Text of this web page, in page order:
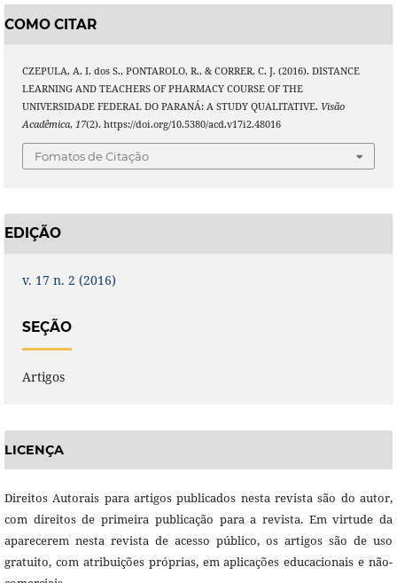
COMO CITAR
CZEPULA, A. I. dos S., PONTAROLO, R., & CORRER, C. J. (2016). DISTANCE
LEARNING AND TEACHERS OF PHARMACY COURSE OF THE
UNIVERSIDADE FEDERAL DO PARANÁ: A STUDY QUALITATIVE. Visão
Acadêmica, 17(2). https://doi.org/10.5380/acd.v17i2.48016
Fomatos de Citação
EDIÇÃO
v. 17 n. 2 (2016)
SEÇÃO
Artigos
LICENÇA
Direitos Autorais para artigos publicados nesta revista são do autor,
com direitos de primeira publicação para a revista. Em virtude da
aparecerem nesta revista de acesso público, os artigos são de uso
gratuito, com atribuições próprias, em aplicações educacionais e não-